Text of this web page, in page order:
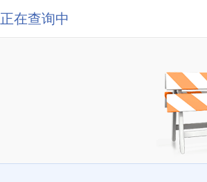
正在查询中